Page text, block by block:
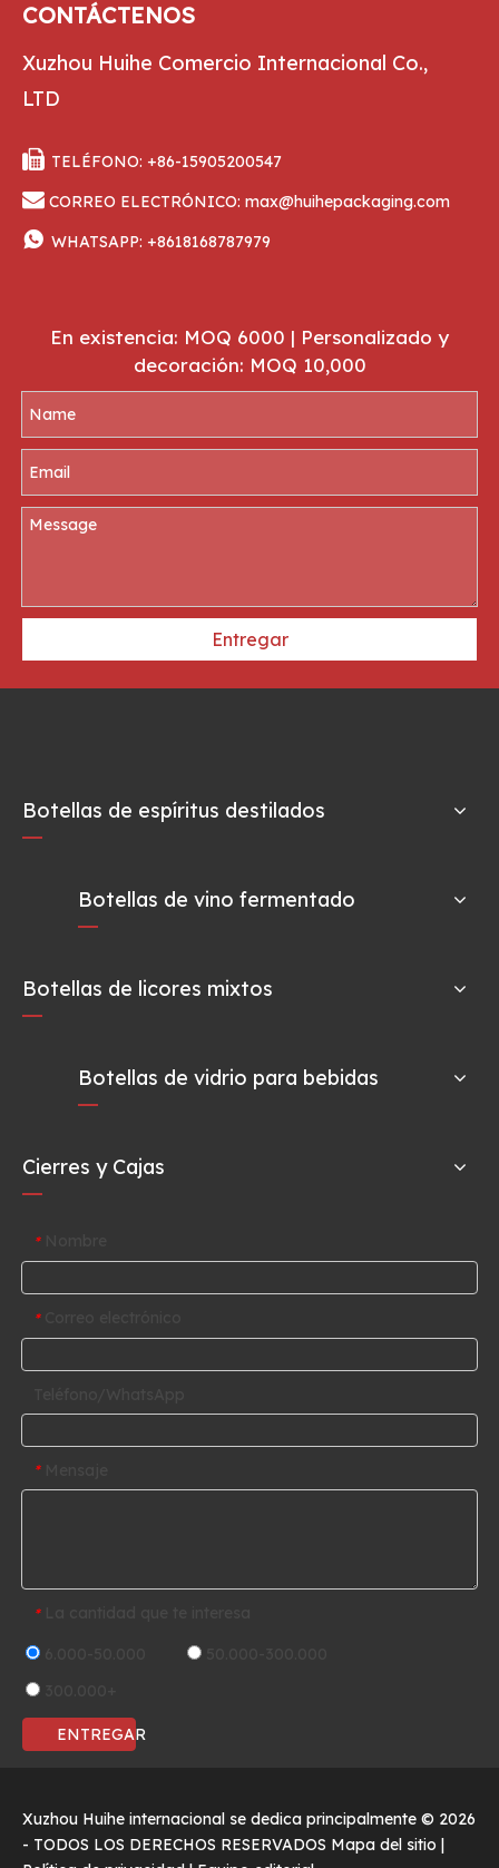
CONTÁCTENOS
Xuzhou Huihe Comercio Internacional Co.,
LTD
 TELÉFONO: +86-15905200547
 CORREO ELECTRÓNICO: max@huihepackaging.com
 WHATSAPP: +8618168787979
En existencia: MOQ 6000 | Personalizado y
decoración: MOQ 10,000
Entregar
Botellas de espíritus destilados
Botellas de vino fermentado
Botellas de licores mixtos
Botellas de vidrio para bebidas
Cierres y Cajas
*
*
*
*
ENTREGAR
Xuzhou Huihe internacional se dedica principalmente © 2026
- TODOS LOS DERECHOS RESERVADOS Mapa del sitio